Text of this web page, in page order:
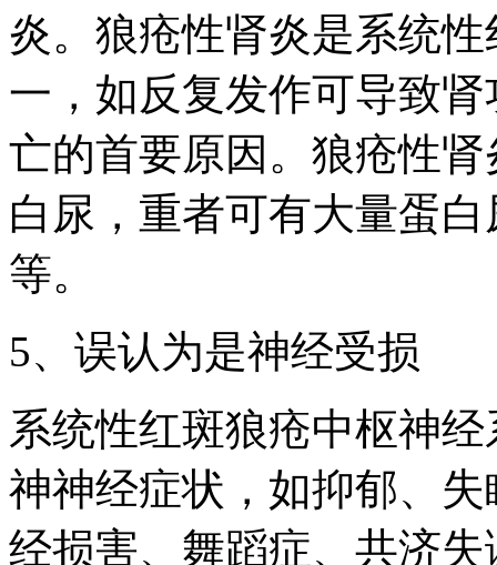
炎。狼疮性肾炎是系统
一，如反复发作可导致
亡的首要原因。狼疮性
白尿，重者可有大量蛋
等。
5、误认为是神经受损
系统性红斑狼疮中枢神
神神经症状，如抑郁、
经损害、舞蹈症、共济